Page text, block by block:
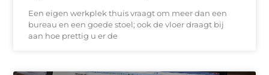
Een eigen werkplek thuis vraagt om meer dan een
bureau en een goede stoel; ook de vloer draagt bij
aan hoe prettig u er de